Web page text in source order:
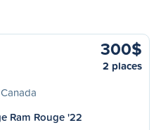
300$
2 places
Ram Rouge '22